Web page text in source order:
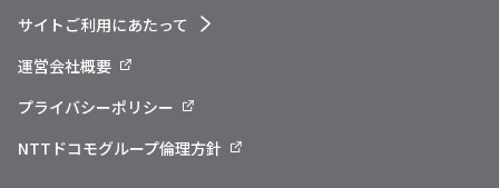
サイトご利用にあたって
運営会社概要
プライバシーポリシー
NTTドコモグループ倫理方針